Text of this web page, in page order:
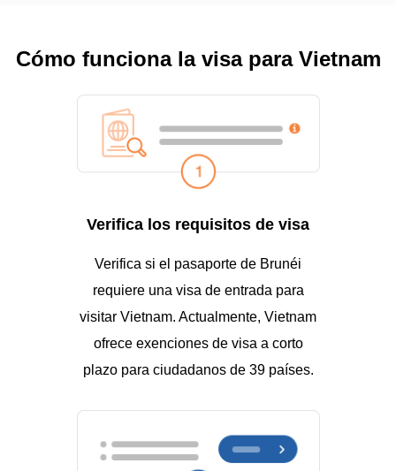
Cómo funciona la visa para Vietnam
Verifica los requisitos de visa
Verifica si el pasaporte de Brunéi
requiere una visa de entrada para
visitar Vietnam. Actualmente, Vietnam
ofrece exenciones de visa a corto
plazo para ciudadanos de 39 países.